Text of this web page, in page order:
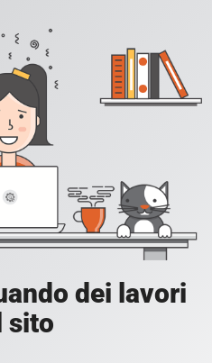
dei lavori
sito